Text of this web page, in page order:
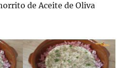
de Aceite de Oliva